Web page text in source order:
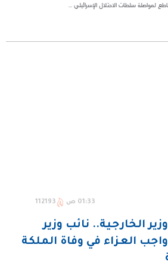
لمواصلة سلطات الاحتلال الإسرائيلي ...
01:33 ص 112193
الخارجية.. نائب وزير
العزاء في وفاة الملكة